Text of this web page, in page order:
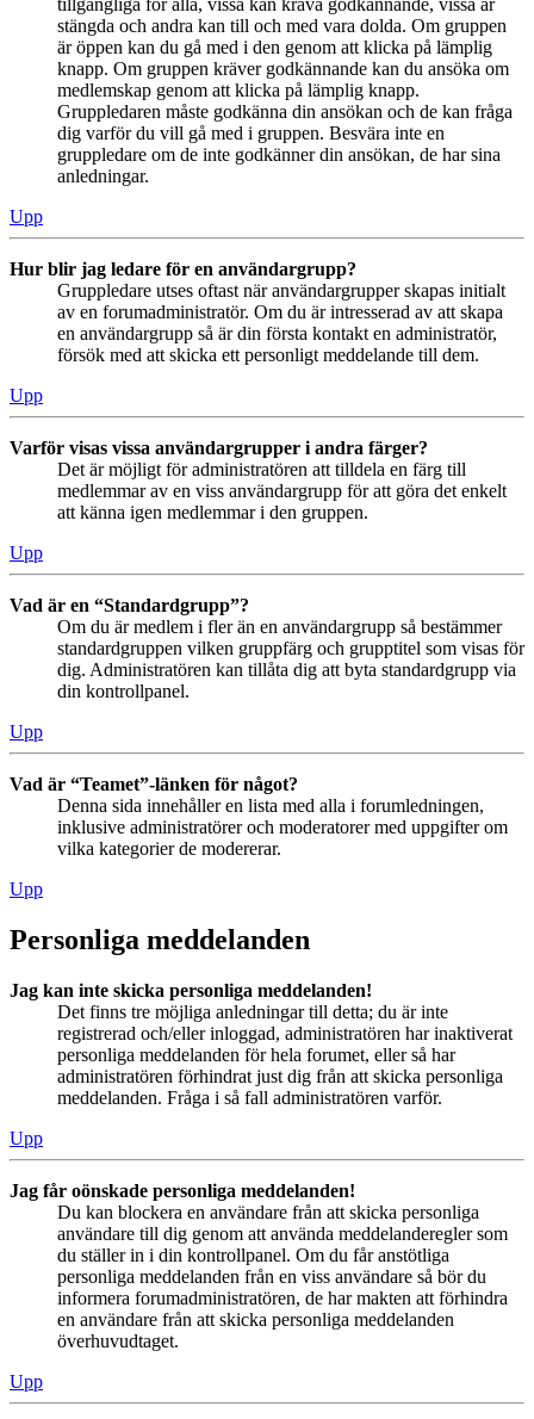
tillgängliga för alla, vissa kan kräva godkännande, vissa är
stängda och andra kan till och med vara dolda. Om gruppen
är öppen kan du gå med i den genom att klicka på lämplig
knapp. Om gruppen kräver godkännande kan du ansöka om
medlemskap genom att klicka på lämplig knapp.
Gruppledaren måste godkänna din ansökan och de kan fråga
dig varför du vill gå med i gruppen. Besvära inte en
gruppledare om de inte godkänner din ansökan, de har sina
anledningar.
Upp
Hur blir jag ledare för en användargrupp?
Gruppledare utses oftast när användargrupper skapas initialt
av en forumadministratör. Om du är intresserad av att skapa
en användargrupp så är din första kontakt en administratör,
försök med att skicka ett personligt meddelande till dem.
Upp
Varför visas vissa användargrupper i andra färger?
Det är möjligt för administratören att tilldela en färg till
medlemmar av en viss användargrupp för att göra det enkelt
att känna igen medlemmar i den gruppen.
Upp
Vad är en “Standardgrupp”?
Om du är medlem i fler än en användargrupp så bestämmer
standardgruppen vilken gruppfärg och grupptitel som visas för
dig. Administratören kan tillåta dig att byta standardgrupp via
din kontrollpanel.
Upp
Vad är “Teamet”-länken för något?
Denna sida innehåller en lista med alla i forumledningen,
inklusive administratörer och moderatorer med uppgifter om
vilka kategorier de modererar.
Upp
Personliga meddelanden
Jag kan inte skicka personliga meddelanden!
Det finns tre möjliga anledningar till detta; du är inte
registrerad och/eller inloggad, administratören har inaktiverat
personliga meddelanden för hela forumet, eller så har
administratören förhindrat just dig från att skicka personliga
meddelanden. Fråga i så fall administratören varför.
Upp
Jag får oönskade personliga meddelanden!
Du kan blockera en användare från att skicka personliga
användare till dig genom att använda meddelanderegler som
du ställer in i din kontrollpanel. Om du får anstötliga
personliga meddelanden från en viss användare så bör du
informera forumadministratören, de har makten att förhindra
en användare från att skicka personliga meddelanden
överhuvudtaget.
Upp